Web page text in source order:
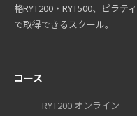
格RYT200・RYT500、ピラテ
で取得できるスクール。
コース
RYT200 オンライン